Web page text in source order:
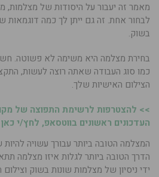
מאמר זה יעבור על היסודות של מצלמות,
לבחור אחת. זה גם ייתן לך כמה דוגמאות
בשוק.
בחירת מצלמה היא משימה לא פשוטה.
כמו סוג העבודה שאתה רוצה לעשות,
הצילום האישיות שלך.
>> להצטרפות לרשימת התפוצה של
העדכונים ראשונים בווטסאפ, לחץ/י
המצלמה הטובה ביותר עבורך עשויה
הדרך הטובה ביותר לגלות איזו מצלמה
ידי ניסיון של מצלמות שונות בשוק וצילום